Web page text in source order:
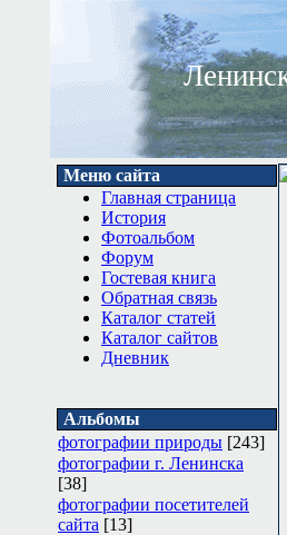
Меню сайта
Главная страница
История
Фотоальбом
Форум
Гостевая книга
Обратная связь
Каталог статей
Каталог сайтов
Дневник
Альбомы
фотографии природы [243]
фотографии г. Ленинска
[38]
фотографии посетителей
сайта [13]